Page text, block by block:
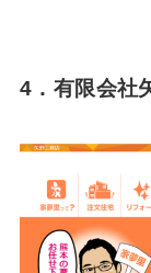
4．有限会社